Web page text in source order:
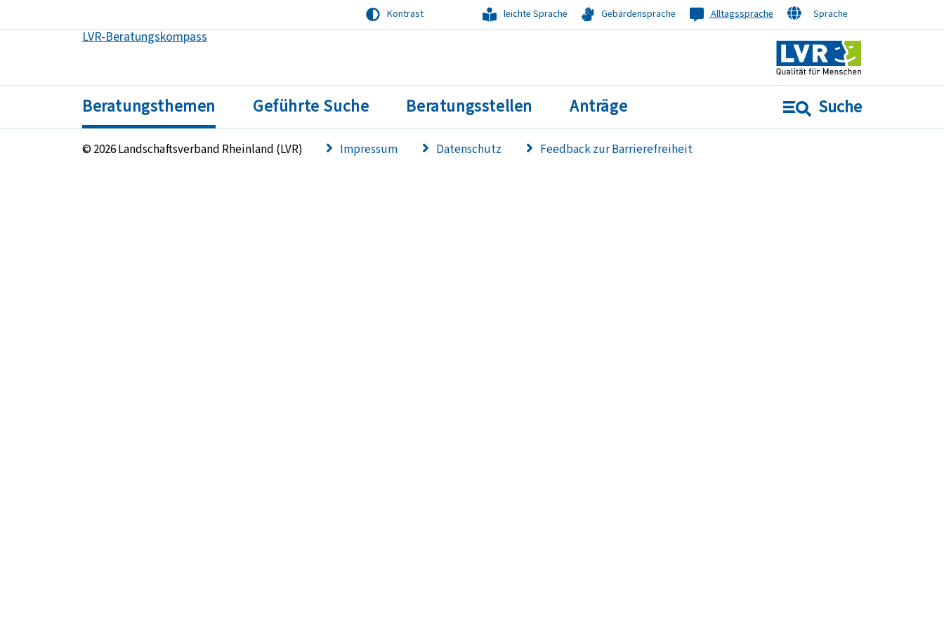
Springe direkt zu:
Kontrast leichte Sprache Gebärdensprache Alltagssprache Sprache
LVR-Beratungskompass
Beratungsthemen Geführte Suche Beratungsstellen Anträge Suche
© 2026 Landschaftsverband Rheinland (LVR) Impressum Datenschutz Feedback zur Barrierefreiheit